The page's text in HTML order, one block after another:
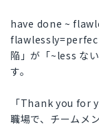
have done ~
陥」が「~less な
す。
「Thank you for
職場で、チームメ